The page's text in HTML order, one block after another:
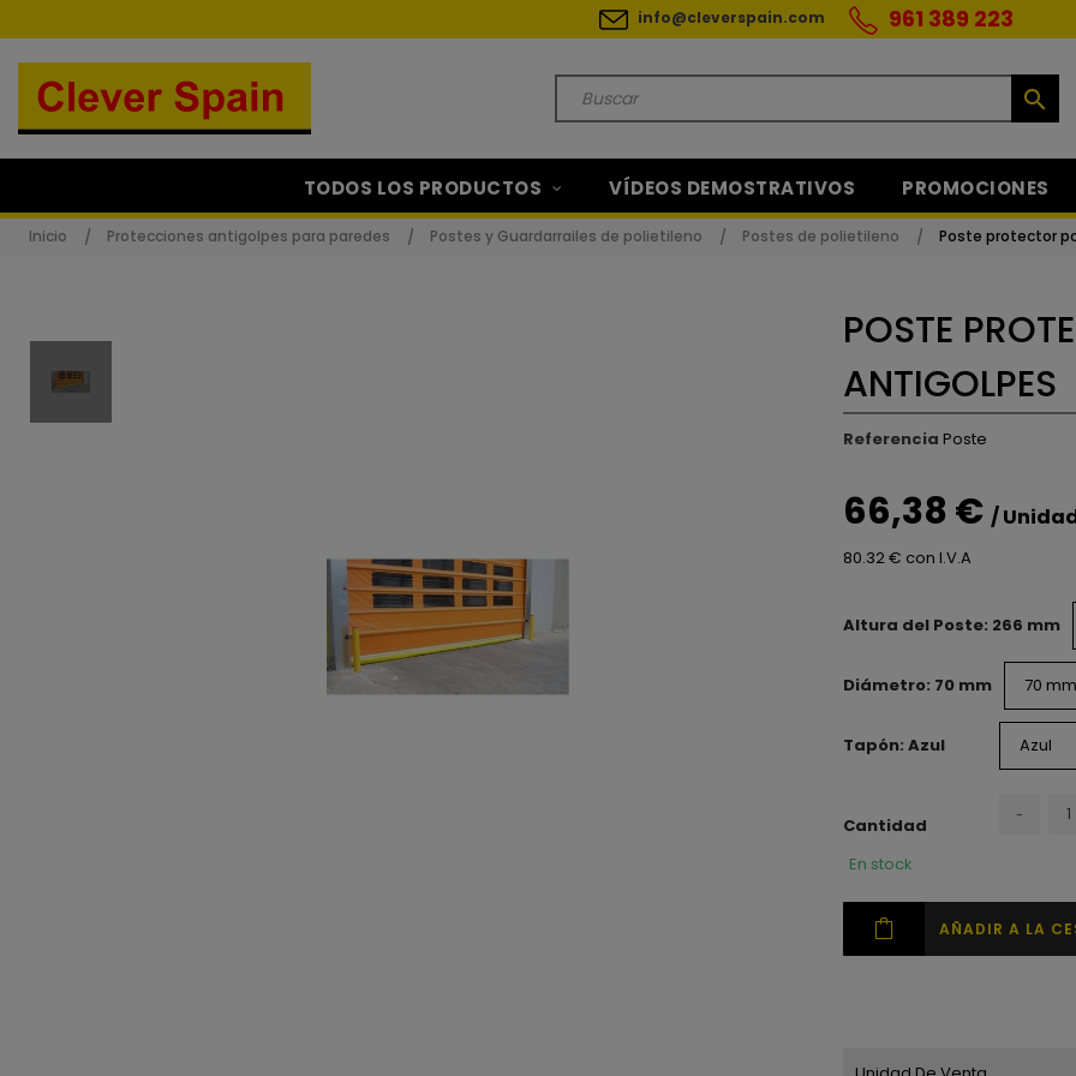
info@cleverspain.com 961 389 223
search
TODOS LOS PRODUCTOS VÍDEOS DEMOSTRATIVOS PROMOCIONES
Inicio Protecciones antigolpes para paredes Postes y Guardarrailes de polietileno Postes de polietileno Poste protector
POSTE
ANTIGOLPES
Referencia Poste
66,38 € /
80.32 € con I.V.A
Altura del Poste: 266 mm
Diámetro: 70 mm
Tapón: Azul
Cantidad -
En stock
AÑADIR A LA